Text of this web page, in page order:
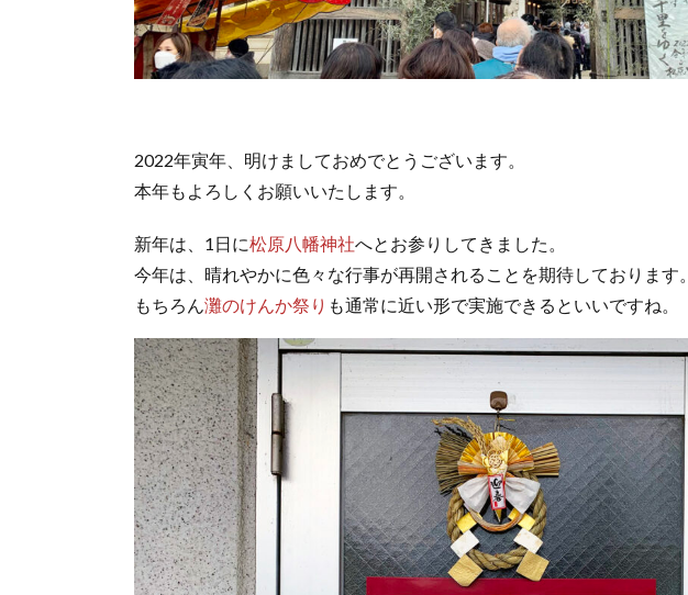
2022年寅年、明けましておめでとうございます。
本年もよろしくお願いいたします。
新年は、1日に松原八幡神社へとお参りしてきました。
今年は、晴れやかに色々な行事が再開されることを期待しております。
もちろん 灘のけんか祭り も通常に近い形で実施できるといいですね。